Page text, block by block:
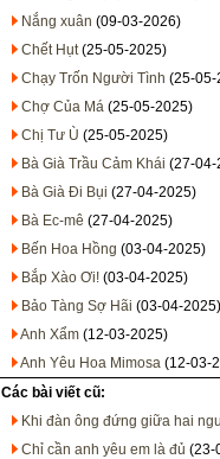
Nắng xuân (09-03-2026)
Chết Hụt(25-05-2025)
Chạy Trốn Người Tình (25-05-
Chợ Của Má (25-05-2025)
Chị Tư Ù (25-05-2025)
Bà Già Trầu Cảm Khái (27-04-
Bà Già Đi Bụi (27-04-2025)
Bà Ec-mê (27-04-2025)
Bến Hoa Hồng (03-04-2025)
Bắp Xào Ơi! (03-04-2025)
Bảo Tàng Sợ Hãi (03-04-2025)
Anh Xẩm (12-03-2025)
Anh Yêu Hoa Mimosa (12-03-
Các bài viết cũ:
Khi đàn ông đứng giữa hai
Chỉ cần anh yêu em là đủ (23-